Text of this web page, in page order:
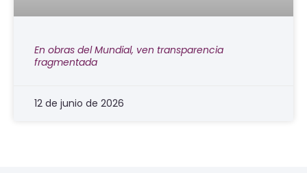
En obras del Mundial, ven transparencia
fragmentada
12 de junio de 2026